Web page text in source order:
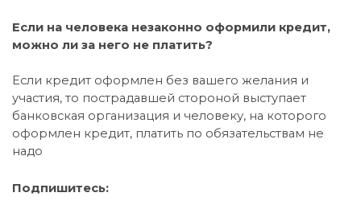
Если на человека незаконно оформили кредит,
можно ли за него не платить?
Если кредит оформлен без вашего желания и
участия, то пострадавшей стороной выступает
банковская организация и человеку, на которого
оформлен кредит, платить по обязательствам не
надо
Подпишитесь: